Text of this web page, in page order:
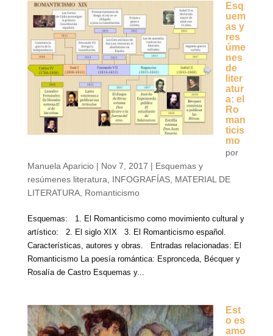
Esq
uem
as y
res
úme
nes
de
liter
atur
a: el
Ro
man
ticis
mo
por
Manuela Aparicio| Nov 7, 2017 | Esquemas y
resúmenes literatura
INFOGRAFÍAS, MATERIAL DE
LITERATURA, Romanticismo
Esquemas: 1. El Romanticismo como movimiento cultural y
artístico: 2. El siglo XIX 3. El Romanticismo español.
Características, autores y obras. Entradas relacionadas: El
Romanticismo La poesía romántica: Espronceda, Bécquer y
Rosalía de Castro Esquemas y...
Est
o es
amo